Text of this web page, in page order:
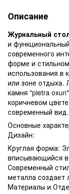
Описание
Журнальный
и
современного
форме и
использования в
или зоне отдыха.
камня "pietra
коричневом
современный вид.
Основные
Дизайн:
Круглая форма:
вписывающийся
Современный
металла создает
Материалы и